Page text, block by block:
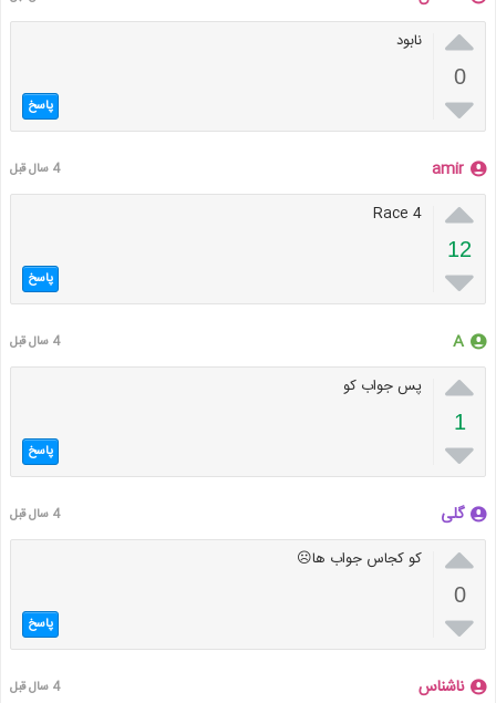

0

نابود
پاسخ
amir 4 سال قبل

12

Race 4
پاسخ
A 4 سال قبل

1

پس جواب کو
پاسخ
گلی 4 سال قبل

0

کو کجاس جواب ها☹
پاسخ
ناشناس 4 سال قبل